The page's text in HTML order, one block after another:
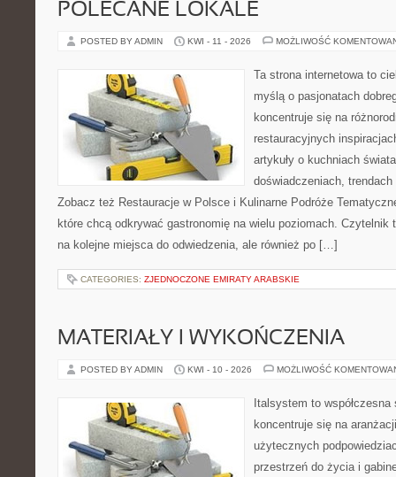
POLECANE LOKALE
POSTED BY ADMIN KWI - 11 - 2026 MOŻLIWOŚĆ
Ta strona internetowa to
myślą o pasjonatach
koncentruje się na
restauracyjnych
artykuły o kuchniach
doświadczeniach,
Zobacz też Restauracje w Polsce i Kulinarne Podróże
które chcą odkrywać gastronomię na wielu poziomach. Czytelnik
na kolejne miejsca do odwiedzenia, ale również po […]
CATEGORIES: ZJEDNOCZONE EMIRATY ARABSKIE
MATERIAŁY I WYKOŃCZENIA
POSTED BY ADMIN KWI - 10 - 2026 MOŻLIWOŚĆ
Italsystem to
koncentruje się na
użytecznych
przestrzeń do życia i